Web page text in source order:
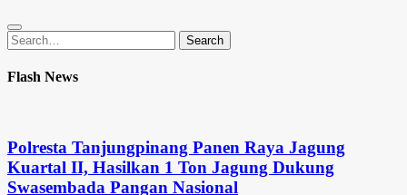
Search
for:
Search
Flash News
Polresta Tanjungpinang Panen Raya Jagung
Kuartal II, Hasilkan 1 Ton Jagung Dukung
Swasembada Pangan Nasional